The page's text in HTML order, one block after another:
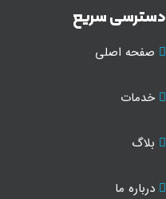
سریع
صفحه اصلی
خدمات
بلاگ
درباره ما